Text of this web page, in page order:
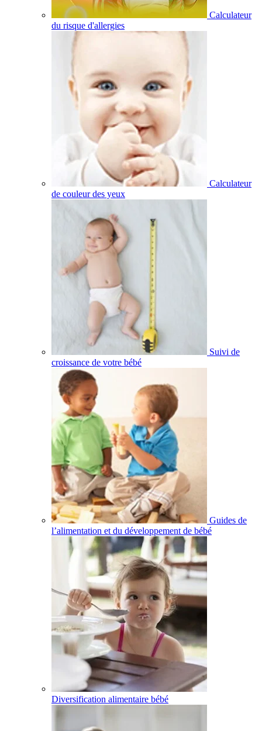
Calculateur
du risque d'allergies
Calculateur
de couleur des yeux
Suivi de
croissance de votre bébé
Guides de
l’alimentation et du développement de bébé
Diversification alimentaire bébé